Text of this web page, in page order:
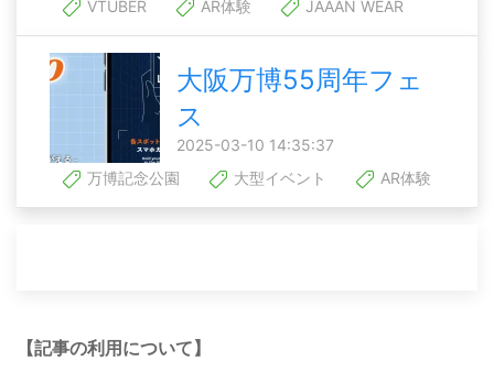
VTUBER AR体験 JAAAN WEAR
大阪万博55周年フェ
ス
2025-03-10 14:35:37
万博記念公園
大型イベント AR体験
【記事の利用について】